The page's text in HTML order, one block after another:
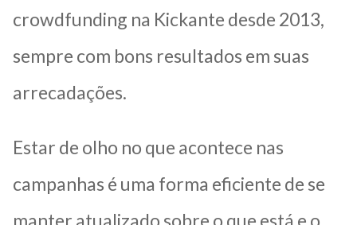
crowdfunding na Kickante desde 2013,
sempre com bons resultados em suas
arrecadações.
Estar de olho no que acontece nas
campanhas é uma forma eficiente de se
manter atualizado sobre o que está e o